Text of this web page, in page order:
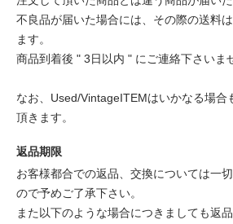
不良品が届いた場合には、その際の送料
ます。
商品到着後 " 3日以内 " にご連絡下さいま
なお、Used/VintageITEMはいかなる場合
頂きます。
返品期限
お客様都合での返品、交換については一
ので予めご了承下さい。
また以下のような場合につきましても返